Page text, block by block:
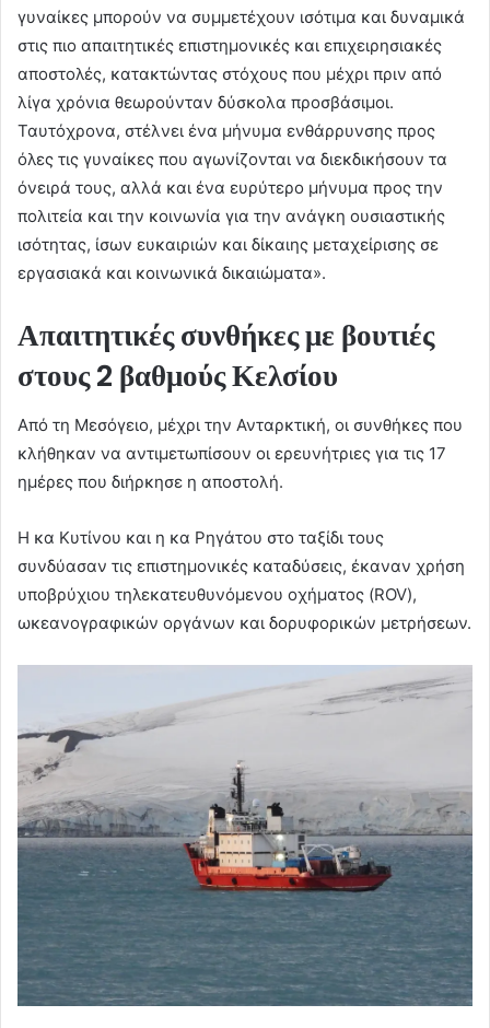
γυναίκες μπορούν να συμμετέχουν ισότιμα και δυναμικά
στις πιο απαιτητικές επιστημονικές και επιχειρησιακές
αποστολές, κατακτώντας στόχους που μέχρι πριν από
λίγα χρόνια θεωρούνταν δύσκολα προσβάσιμοι.
Ταυτόχρονα, στέλνει ένα μήνυμα ενθάρρυνσης προς
όλες τις γυναίκες που αγωνίζονται να διεκδικήσουν τα
όνειρά τους, αλλά και ένα ευρύτερο μήνυμα προς την
πολιτεία και την κοινωνία για την ανάγκη ουσιαστικής
ισότητας, ίσων ευκαιριών και δίκαιης μεταχείρισης σε
εργασιακά και κοινωνικά δικαιώματα».
Απαιτητικές συνθήκες με βουτιές
στους 2 βαθμούς Κελσίου
Από τη Μεσόγειο, μέχρι την Ανταρκτική, οι συνθήκες που
κλήθηκαν να αντιμετωπίσουν οι ερευνήτριες για τις 17
ημέρες που διήρκησε η αποστολή.
Η κα Κυτίνου και η κα Ρηγάτου στο ταξίδι τους
συνδύασαν τις επιστημονικές καταδύσεις, έκαναν χρήση
υποβρύχιου τηλεκατευθυνόμενου οχήματος (ROV),
ωκεανογραφικών οργάνων και δορυφορικών μετρήσεων.